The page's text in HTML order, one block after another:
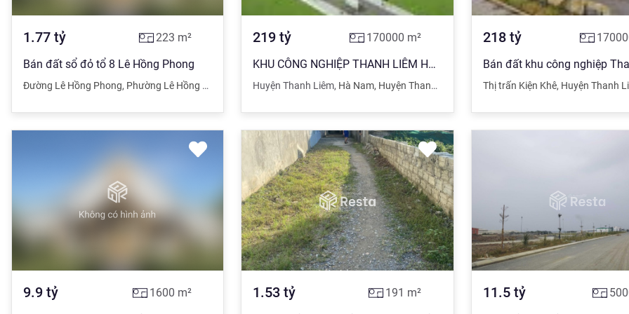
1.77 tỷ 223 m²
Bán đất sổ đỏ tổ 8 Lê Hồng Phong
Đường Lê Hồng Phong, Phường Lê Hồng Phong Phủ Lý,Hà Nam
219 tỷ 170000 m²
KHU CÔNG NGHIỆP THANH LIÊM HÀ HAM. Bán Diện tích 17ha
Huyện Thanh Liêm, Hà Nam, Huyện Thanh Liêm Hà Nam
218tỷ
Thị trấn Kiện Khê, Huyện Thanh
9.9 tỷ 1600 m²
1.53 tỷ 191 m²
11.5tỷ
25T